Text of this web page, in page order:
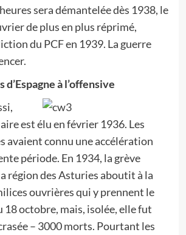
sera démantelée dès 1938, le
de plus en plus réprimé,
du PCF en 1939. La guerre
à l’offensive
est élu en février 1936. Les
avaient connu une accélération
période. En 1934, la grève
région des Asturies aboutit à la
ouvrières qui y prennent le
18 octobre, mais, isolée, elle fut
– 3000 morts. Pourtant les